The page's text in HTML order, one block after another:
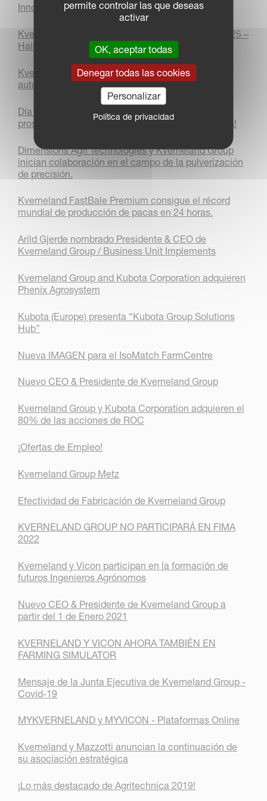
Innov’Space 2025
Kverneland Group ¡todo listo para Agritechnica 2025 –
Hall 5!
Kverneland bate el récord mundial de arado
autónomo con AgXeed
Día Internacional de la Mujer 2025: ¡Las mujeres
prosperan en sectores dominados por los hombres!
Dimensions Agri Technologies y Kverneland Group
inician colaboración en el campo de la pulverización
de precisión.
Kverneland FastBale Premium consigue el récord
mundial de producción de pacas en 24 horas.
Arild Gjerde nombrado Presidente & CEO de
Kverneland Group / Business Unit Implements
Kverneland Group and Kubota Corporation adquieren
Phenix Agrosystem
Kubota (Europe) presenta “Kubota Group Solutions
Hub”
Nueva IMAGEN para el IsoMatch FarmCentre
Nuevo CEO & Presidente de Kverneland Group
Kverneland Group y Kubota Corporation adquieren el
80% de las acciones de ROC
¡Ofertas de Empleo!
Kverneland Group Metz
Efectividad de Fabricación de Kverneland Group
KVERNELAND GROUP NO PARTICIPARÁ EN FIMA
2022
Kverneland y Vicon participan en la formación de
futuros Ingenieros Agrónomos
Nuevo CEO & Presidente de Kverneland Group a
partir del 1 de Enero 2021
KVERNELAND Y VICON AHORA TAMBIÉN EN
FARMING SIMULATOR
Mensaje de la Junta Ejecutiva de Kverneland Group -
Covid-19
MYKVERNELAND y MYVICON - Plataformas Online
Kverneland y Mazzotti anuncian la continuación de
su asociación estratégica
¡Lo más destacado de Agritechnica 2019!
permite controlar las que deseas
activar
OK, aceptar todas
Denegar todas las cookies
Personalizar
Política de privacidad